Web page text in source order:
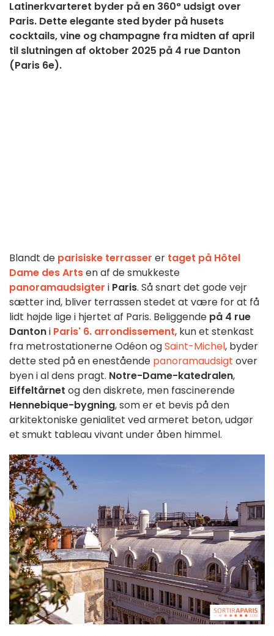
Latinerkvarteret byder på en 360° udsigt over
Paris. Dette elegante sted byder på husets
cocktails, vine og champagne fra midten af april
til slutningen af oktober 2025 på 4 rue Danton
(Paris 6e).
Blandt de parisiske terrasser er taget på Hôtel
Dame des Artsen af de smukkeste
panoramaudsigter i Paris. Så snart det gode vejr
sætter ind, bliver terrassen stedet at være for at få
lidt højde lige i hjertet af Paris. Beliggende på 4 rue
Dantoni Paris' 6. arrondissement, kun et stenkast
fra metrostationerne Odéon ogSaint-Michel, byder
dette sted på en enestående panoramaudsigt over
byen i al dens pragt. Notre-Dame-katedralen,
Eiffeltårnet og den diskrete, men fascinerende
Hennebique-bygning, som er et bevis på den
arkitektoniske genialitet ved armeret beton, udgør
et smukt tableau vivant under åben himmel.